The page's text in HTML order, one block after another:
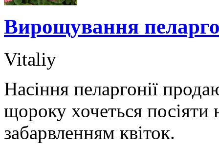
Вирощування
Vitaliy
Насіння пеларгонії
щороку хочеться посіяти
забарвленням квіток.